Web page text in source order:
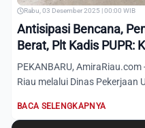
Rabu, 03 Desember 2025 | 00:00 WIB
Antisipasi Bencana,
Berat, Plt Kadis PUPR:
PEKANBARU,
Riau melalui Dinas Pekerjaan
BACA SELENGKAPNYA